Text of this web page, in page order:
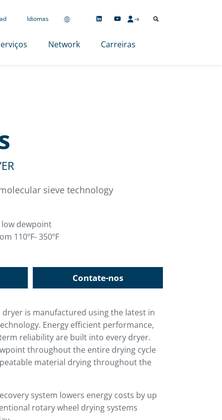
Idiomas
Network Carreiras
sieve technology
dewpoint
110ºF- 350ºF
Contate-nos
dryer is manufactured using the latest in
Energy efficient performance,
reliability are built into every dryer.
throughout the entire drying cycle
material drying throughout the
system lowers energy costs by up
rotary wheel drying systems